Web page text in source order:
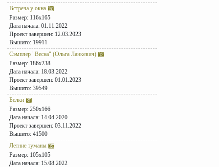
Встреча у окна
Размер: 116x165
Дата начала: 01.11.2022
Проект завершен: 12.03.2023
Вышито: 19911
Сэмплер "Весна" (Ольга Ланкевич)
Размер: 186x238
Дата начала: 18.03.2022
Проект завершен: 01.01.2023
Вышито: 39549
Белки
Размер: 250x166
Дата начала: 14.04.2020
Проект завершен: 03.11.2022
Вышито: 41500
Летние туманы
Размер: 105x105
Дата начала: 15.08.2022